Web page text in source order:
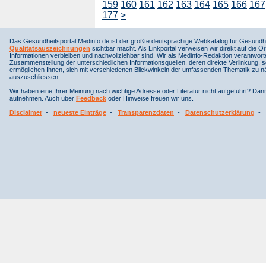
159 160 161 162 163 164 165 166 167
177 >
Das Gesundheitsportal Medinfo.de ist der größte deutsprachige Webkatalog für
Qualitätsauszeichnungen sichtbar macht. Als Linkportal verweisen wir direkt auf die
Informationen verbleiben und nachvollziehbar sind. Wir als Medinfo-Redaktion
Zusammenstellung der unterschiedlichen Informationsquellen, deren direkte
ermöglichen Ihnen, sich mit verschiedenen Blickwinkeln der umfassenden Thematik
auszuschliessen.
Wir haben eine Ihrer Meinung nach wichtige Adresse oder Literatur nicht aufgeführt?
aufnehmen. Auch über Feedback oder Hinweise freuen wir uns.
Disclaimer - neueste Einträge - Transparenzdaten - Datenschutzerklärung -